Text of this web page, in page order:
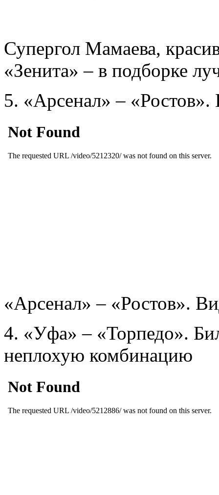
Супергол Мамаева,
«Зенита» – в подборке
5. «Арсенал» –
«Арсенал» – «Ростов».
4. «Уфа» – «Торпедо».
неплохую комбинацию